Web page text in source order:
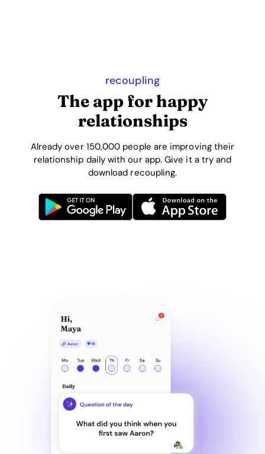
recoupling
The app for happy
relationships
Already over 150,000 people are improving their
relationship daily with our app. Give it a try and
download recoupling.